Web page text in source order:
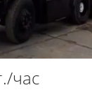
час